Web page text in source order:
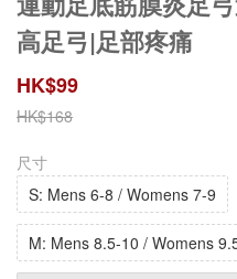
高足弓|足部疼痛
HK$99
HK$168
尺寸
S: Mens 6-8 / Womens 7-9
M: Mens 8.5-10 / Womens